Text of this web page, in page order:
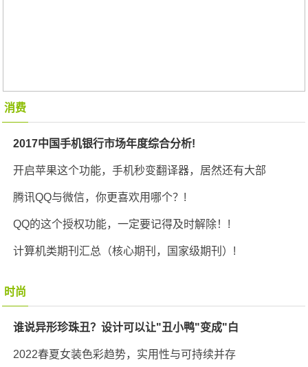
消费
2017中国手机银行市场年度综合分析!
开启苹果这个功能，手机秒变翻译器，居然还有大部
腾讯QQ与微信，你更喜欢用哪个？!
QQ的这个授权功能，一定要记得及时解除！!
计算机类期刊汇总（核心期刊，国家级期刊）!
时尚
谁说异形珍珠丑？设计可以让"丑小鸭"变成"白
2022春夏女装色彩趋势，实用性与可持续并存